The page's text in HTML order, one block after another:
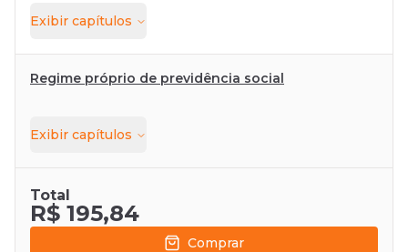
Exibir capítulos
Regime próprio de previdência social
Exibir capítulos
Total
R$ 195,84
Comprar